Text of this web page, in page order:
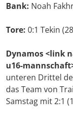
Bank: Noah
Tore: 0:1 Tekin
Dynamos <link
u16-
unteren Drittel
das Team von
Samstag mit 2:1